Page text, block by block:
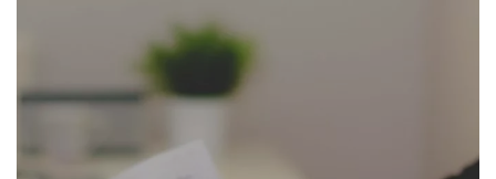
כנסים ואירועים
לכל העוסקים בתעשיית הסמיקונדקטור כולל מהנדסים,